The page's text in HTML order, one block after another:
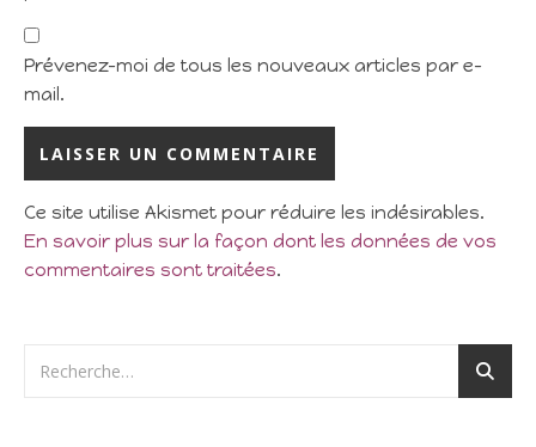
Prévenez-moi de tous les nouveaux articles par e-
mail.
Ce site utilise Akismet pour réduire les indésirables.
En savoir plus sur la façon dont les données de vos
commentaires sont traitées.